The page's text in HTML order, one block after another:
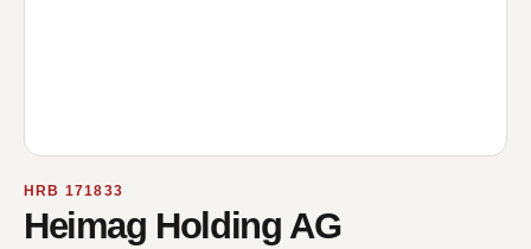
HRB 171833
Heimag Holding AG